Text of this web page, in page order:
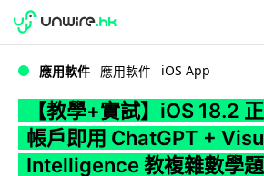
WWDC 2026
應用軟件 應用軟件 iOS App
【教學+實試】iOS 18.2
帳戶即用 ChatGPT +
Intelligence 教複雜數學題